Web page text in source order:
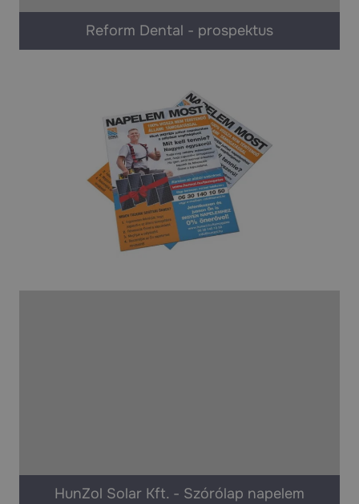
Reform Dental - prospektus
HunZol Solar Kft. - Szórólap napelem